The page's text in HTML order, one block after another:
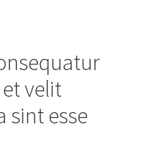
velit
sint esse